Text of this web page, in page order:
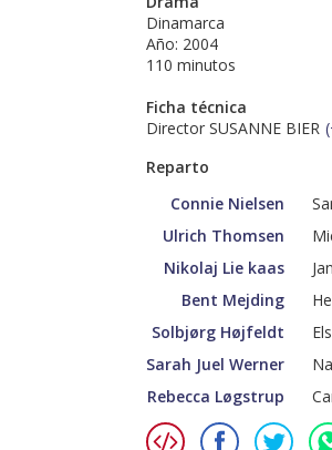
Dinamarca
Año: 2004
110 minutos
Ficha técnica
Director SUSANNE BIER (
Reparto
Connie Nielsen
Ulrich Thomsen
Nikolaj Lie kaas
Bent Mejding
Solbjørg Højfeldt
Sarah Juel Werner
Rebecca Løgstrup